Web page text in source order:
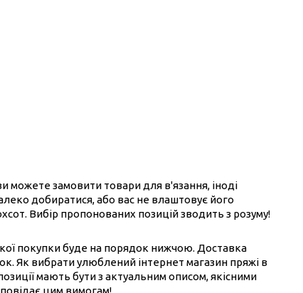
можете замовити товари для в'язання, іноді
добиратися, або вас не влаштовує його
Вибір пропонованих позицій зводить з розуму!
покупки буде на порядок нижчою. Доставка
Як вибрати улюблений інтернет магазин пряжі в
мають бути з актуальним описом, якісними
цим вимогам!